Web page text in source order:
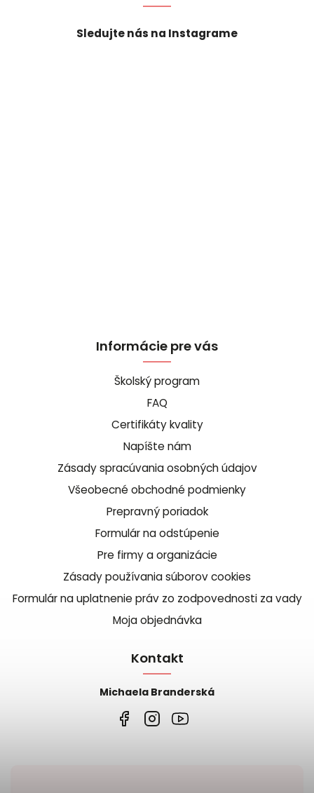
Sledujte nás na Instagrame
Informácie pre vás
Školský program
FAQ
Certifikáty kvality
Napíšte nám
Zásady spracúvania osobných údajov
Všeobecné obchodné podmienky
Prepravný poriadok
Formulár na odstúpenie
Pre firmy a organizácie
Zásady používania súborov cookies
Formulár na uplatnenie práv zo zodpovednosti za vady
Moja objednávka
Kontakt
Michaela Branderská